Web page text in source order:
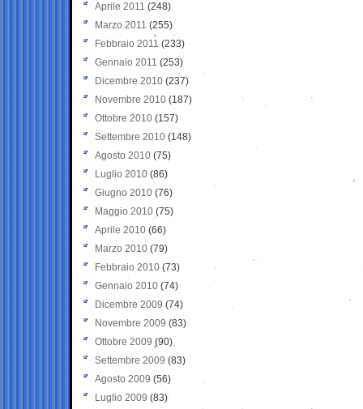
Aprile 2011 (248)
Marzo 2011 (255)
Febbraio 2011 (233)
Gennaio 2011 (253)
Dicembre 2010 (237)
Novembre 2010 (187)
Ottobre 2010 (157)
Settembre 2010 (148)
Agosto 2010 (75)
Luglio 2010 (86)
Giugno 2010 (76)
Maggio 2010 (75)
Aprile 2010 (66)
Marzo 2010 (79)
Febbraio 2010 (73)
Gennaio 2010 (74)
Dicembre 2009 (74)
Novembre 2009 (83)
Ottobre 2009 (90)
Settembre 2009 (83)
Agosto 2009 (56)
Luglio 2009 (83)